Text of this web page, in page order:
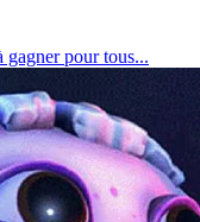
gagner pour tous...